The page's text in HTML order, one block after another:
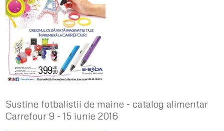
Sustine fotbalistii de maine - catalog alimentar
Carrefour 9 - 15 iunie 2016